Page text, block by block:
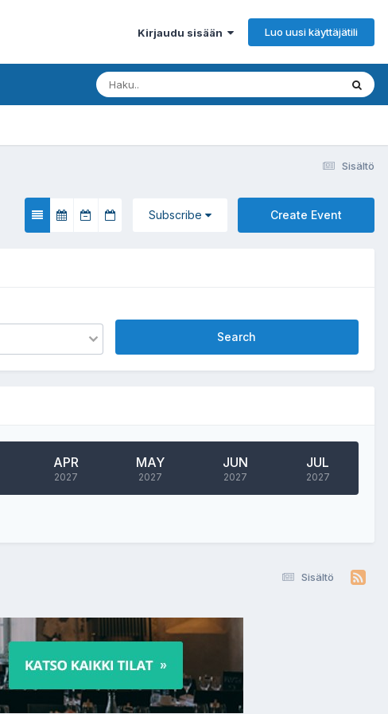
Kirjaudu sisään Luo uusi käyttäjätili
Sisältö
Create Event
Subscribe
Search
APR
2027
MAY
2027
JUN
2027
JUL
2027
Sisältö